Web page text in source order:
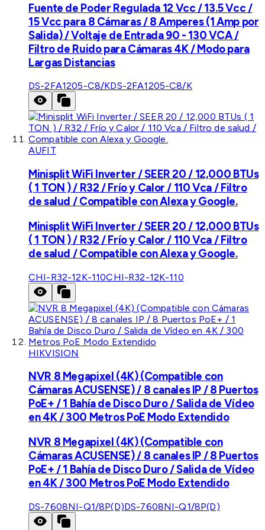
Fuente de Poder Regulada 12 Vcc / 13.5 Vcc /
15 Vcc para 8 Cámaras / 8 Amperes (1 Amp por
Salida) / Voltaje de Entrada 90 - 130 VCA /
Filtro de Ruido para Cámaras 4K / Modo para
Largas Distancias
DS-2FA1205-C8/KDS-2FA1205-C8/K
AUFIT
Minisplit WiFi Inverter / SEER 20 / 12,000 BTUs
( 1 TON ) / R32 / Frío y Calor / 110 Vca / Filtro
de salud / Compatible con Alexa y Google.
Minisplit WiFi Inverter / SEER 20 / 12,000 BTUs
( 1 TON ) / R32 / Frío y Calor / 110 Vca / Filtro
de salud / Compatible con Alexa y Google.
CHI-R32-12K-110CHI-R32-12K-110
HIKVISION
NVR 8 Megapixel (4K) (Compatible con
Cámaras ACUSENSE) / 8 canales IP / 8 Puertos
PoE+ / 1 Bahía de Disco Duro / Salida de Vídeo
en 4K / 300 Metros PoE Modo Extendido
NVR 8 Megapixel (4K) (Compatible con
Cámaras ACUSENSE) / 8 canales IP / 8 Puertos
PoE+ / 1 Bahía de Disco Duro / Salida de Vídeo
en 4K / 300 Metros PoE Modo Extendido
DS-7608NI-Q1/8P(D)DS-7608NI-Q1/8P(D)